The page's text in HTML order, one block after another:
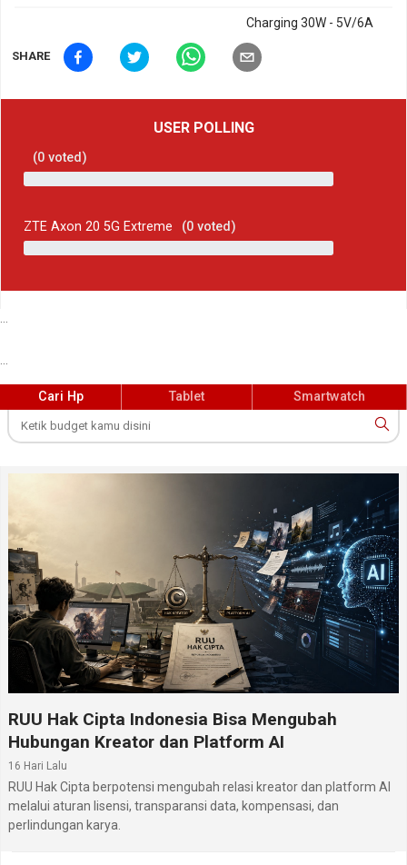
Charging 30W - 5V/6A
SHARE
USER POLLING
(0 voted)
ZTE Axon 20 5G Extreme (0 voted)
Cari Hp Tablet Smartwatch
RUU Hak Cipta Indonesia Bisa Mengubah
Hubungan Kreator dan Platform AI
16 Hari Lalu
RUU Hak Cipta berpotensi mengubah relasi kreator dan platform AI
melalui aturan lisensi, transparansi data, kompensasi, dan
perlindungan karya.